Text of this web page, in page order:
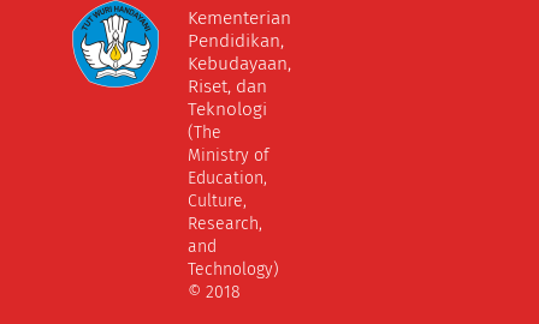
Kementerian
Pendidikan,
Kebudayaan,
Riset, dan
Teknologi
(The
Ministry of
Education,
Culture,
Research,
and
Technology)
© 2018